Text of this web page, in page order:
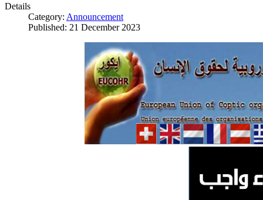
Details
Category: Announcement
Published: 21 December 2023